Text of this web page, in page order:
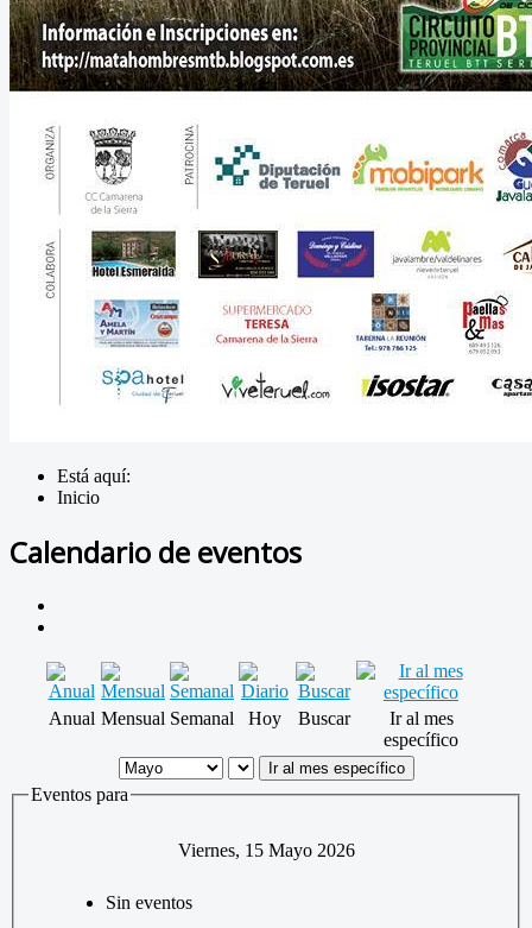
Está aquí:
Inicio
Calendario de eventos
Anual Mensual Semanal Hoy Buscar
Ir al mes
específico
Ir al mes específico
Eventos para
Viernes, 15 Mayo 2026
Sin eventos